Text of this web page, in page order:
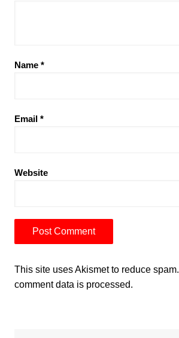
Name *
Email *
Website
This site uses Akismet to reduce spam.
comment data is processed.